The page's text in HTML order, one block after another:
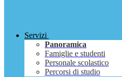
Servizi
Panoramica
Famiglie e studenti
Personale scolastico
Percorsi di studio